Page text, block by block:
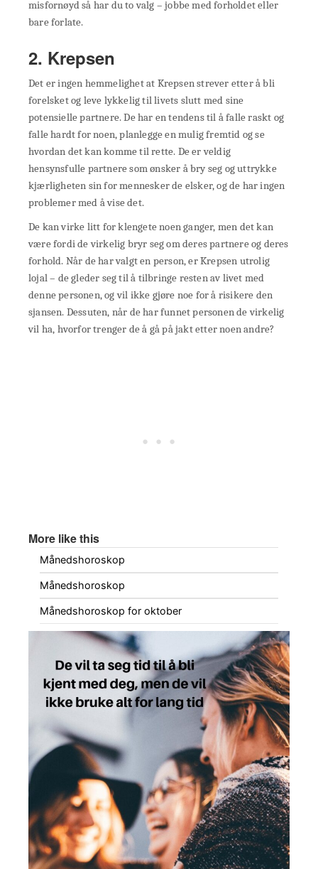
misfornøyd så har du to valg – jobbe med forholdet eller
bare forlate.
2. Krepsen
Det er ingen hemmelighet at Krepsen strever etter å bli
forelsket og leve lykkelig til livets slutt med sine
potensielle partnere. De har en tendens til å falle raskt og
falle hardt for noen, planlegge en mulig fremtid og se
hvordan det kan komme til rette. De er veldig
hensynsfulle partnere som ønsker å bry seg og uttrykke
kjærligheten sin for mennesker de elsker, og de har ingen
problemer med å vise det.
De kan virke litt for klengete noen ganger, men det kan
være fordi de virkelig bryr seg om deres partnere og deres
forhold. Når de har valgt en person, er Krepsen utrolig
lojal – de gleder seg til å tilbringe resten av livet med
denne personen, og vil ikke gjøre noe for å risikere den
sjansen. Dessuten, når de har funnet personen de virkelig
vil ha, hvorfor trenger de å gå på jakt etter noen andre?
More like this
Månedshoroskop
Månedshoroskop
Månedshoroskop for oktober